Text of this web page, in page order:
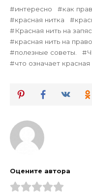
интересно
как
красная нитка
Красная нить на
красная нить на
полезные советы.
что означает
Оцените автора